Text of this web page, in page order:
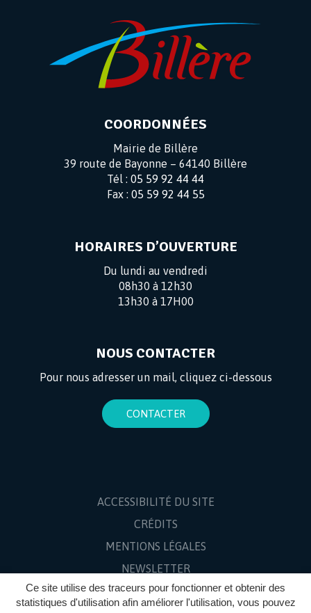
Ce site utilise des traceurs pour fonctionner et obtenir des
statistiques d'utilisation afin améliorer l'utilisation, vous pouvez
COORDONNÉES
Mairie de Billère
39 route de Bayonne – 64140 Billère
Tél : 05 59 92 44 44
Fax : 05 59 92 44 55
HORAIRES D’OUVERTURE
Du lundi au vendredi
08h30 à 12h30
13h30 à 17H00
NOUS CONTACTER
Pour nous adresser un mail, cliquez ci-dessous
CONTACTER
ACCESSIBILITÉ DU SITE
CRÉDITS
MENTIONS LÉGALES
NEWSLETTER
PLAN DU SITE